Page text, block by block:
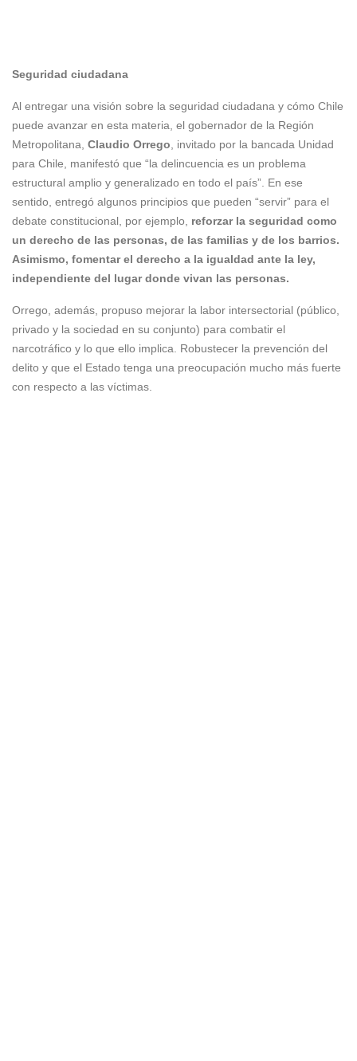
Seguridad ciudadana
Al entregar una visión sobre la seguridad ciudadana y cómo Chile
puede avanzar en esta materia, el gobernador de la Región
Metropolitana, Claudio Orrego, invitado por la bancada Unidad
para Chile, manifestó que “la delincuencia es un problema
estructural amplio y generalizado en todo el país”. En ese
sentido, entregó algunos principios que pueden “servir” para el
debate constitucional, por ejemplo, reforzar la seguridad como
un derecho de las personas, de las familias y de los barrios.
Asimismo, fomentar el derecho a la igualdad ante la ley,
independiente del lugar donde vivan las personas.
Orrego, además, propuso mejorar la labor intersectorial (público,
privado y la sociedad en su conjunto) para combatir el
narcotráfico y lo que ello implica. Robustecer la prevención del
delito y que el Estado tenga una preocupación mucho más fuerte
con respecto a las víctimas.